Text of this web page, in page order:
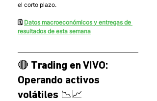
el corto plazo.
🗓 Datos macroeconómicos y entregas de
resultados de esta semana
🔴 Trading en VIVO:
Operando activos
volátiles 📉📈